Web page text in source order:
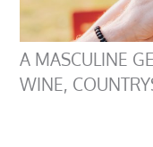
A MASCULINE
WINE,